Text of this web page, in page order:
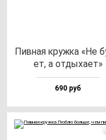
Пив­ная круж­ка «Не
ет, а от­ды­ха­ет»
690 руб